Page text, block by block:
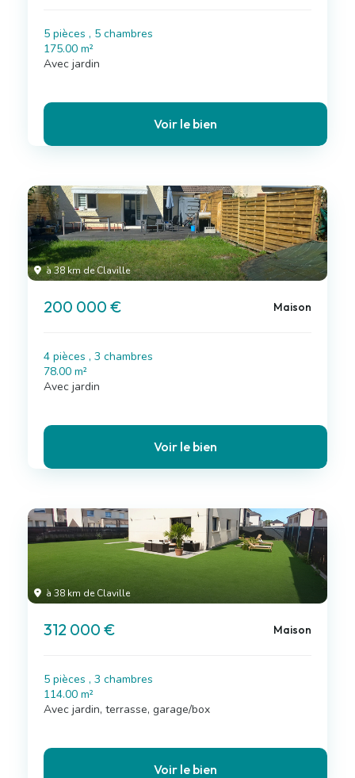
5 pièces , 5 chambres
175.00 m²
Avec jardin
Voir le bien
à 38 km de Claville
200 000 € Maison
4 pièces , 3 chambres
78.00 m²
Avec jardin
Voir le bien
à 38 km de Claville
312 000 € Maison
5 pièces , 3 chambres
114.00 m²
Avec jardin, terrasse, garage/box
Voir le bien